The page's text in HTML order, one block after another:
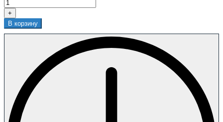
+
В корзину